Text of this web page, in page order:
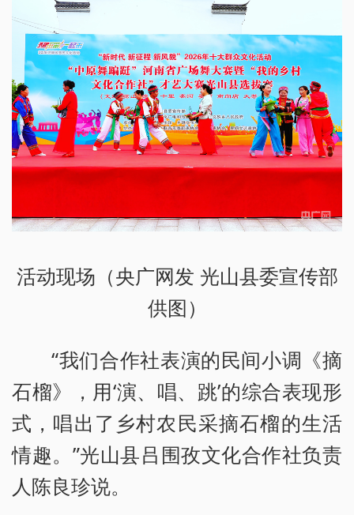
活动现场（央广网发 光山县委宣传部
供图）
“我们合作社表演的民间小调《摘
石榴》，用‘演、唱、跳’的综合表现形
式，唱出了乡村农民采摘石榴的生活
情趣。”光山县吕围孜文化合作社负责
人陈良珍说。